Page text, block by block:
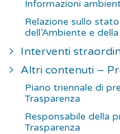
Informazioni
Relazione sullo
dell’Ambiente e
Interventi
Altri contenuti –
Piano triennale di
Trasparenza
Responsabile della
Trasparenza